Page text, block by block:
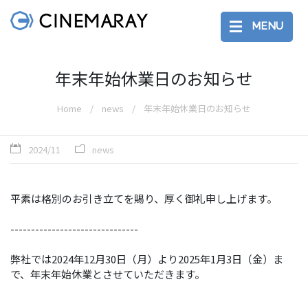
MENU
年末年始休業日のお知らせ
Home news 年末年始休業日のお知らせ
2024/11 news
平素は格別のお引き立てを賜り、厚く御礼申し上げます。
-------------------------------
弊社では2024年12月30日（月）より2025年1月3日（金）ま
で、年末年始休業とさせていただきます。